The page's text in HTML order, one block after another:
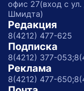
офис 27(вход с
Шмидта)
Редакция
8(4212) 477-625
Подписка
8(4212) 377-053;
Реклама
8(4212) 477-650;